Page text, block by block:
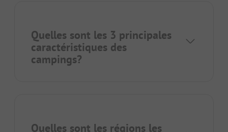
Quelles sont les 3 principales
caractéristiques des
campings?
Quelles sont les régions les